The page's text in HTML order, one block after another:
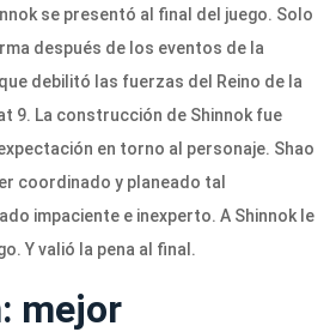
se presentó al final del juego. Solo
después de los eventos de la
debilitó las fuerzas del Reino de la
9. La construcción de Shinnok fue
en torno al personaje. Shao
coordinado y planeado tal
impaciente e inexperto. A Shinnok le
Y valió la pena al final.
mejor